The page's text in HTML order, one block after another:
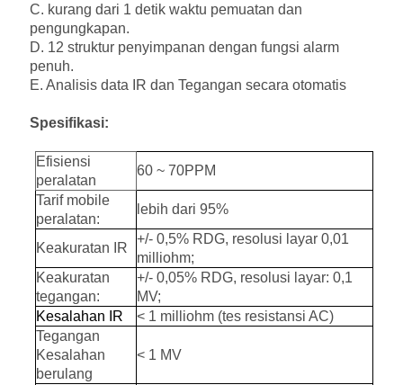
C. kurang dari 1 detik waktu pemuatan dan
pengungkapan.
D. 12 struktur penyimpanan dengan fungsi alarm
penuh.
E. Analisis data IR dan Tegangan secara otomatis
Spesifikasi:
Efisiensi
peralatan
60 ~ 70PPM
Tarif mobile
peralatan:
lebih dari 95%
Keakuratan IR
+/- 0,5% RDG, resolusi layar 0,01
milliohm;
Keakuratan
tegangan:
+/- 0,05% RDG, resolusi layar: 0,1
MV;
Kesalahan IR
< 1 milliohm (tes resistansi AC)
Tegangan
Kesalahan
berulang
< 1 MV